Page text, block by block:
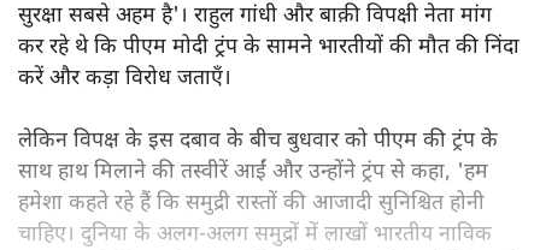
सुरक्षा सबसे अहम है'। राहुल गांधी और बाक़ी विपक्षी नेता मांग
कर रहे थे कि पीएम मोदी ट्रंप के सामने भारतीयों की मौत की निंदा
करें और कड़ा विरोध जताएँ।
लेकिन विपक्ष के इस दबाव के बीच बुधवार को पीएम की ट्रंप के
साथ हाथ मिलाने की तस्वीरें आईं और उन्होंने ट्रंप से कहा, 'हम
हमेशा कहते रहे हैं कि समुद्री रास्तों की आजादी सुनिश्चित होनी
चाहिए। दुनिया के अलग-अलग समुद्रों में लाखों भारतीय नाविक